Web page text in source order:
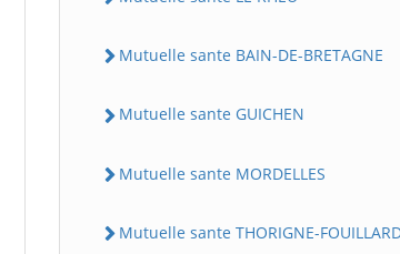
Mutuelle sante BAIN-DE-BRETAGNE
Mutuelle sante GUICHEN
Mutuelle sante MORDELLES
Mutuelle sante THORIGNE-